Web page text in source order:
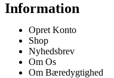
Information
Opret Konto
Shop
Nyhedsbrev
Om Os
Om Bæredygtighed